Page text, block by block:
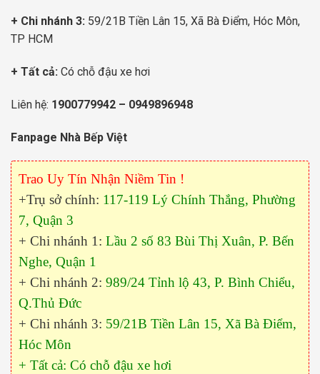
+ Chi nhánh 3: 59/21B Tiền Lân 15, Xã Bà Điểm, Hóc Môn,
TP HCM
+ Tất cả: Có chỗ đậu xe hơi
Liên hệ: 1900779942 – 0949896948
Fanpage Nhà Bếp Việt
Trao Uy Tín Nhận Niềm Tin !
+Trụ sở chính: 117-119 Lý Chính Thắng, Phường
7, Quận 3
+ Chi nhánh 1: Lầu 2 số 83 Bùi Thị Xuân, P. Bến
Nghe, Quận 1
+ Chi nhánh 2: 989/24 Tỉnh lộ 43, P. Bình Chiểu,
Q.Thủ Đức
+ Chi nhánh 3: 59/21B Tiền Lân 15, Xã Bà Điểm,
Hóc Môn
+ Tất cả: Có chỗ đậu xe hơi